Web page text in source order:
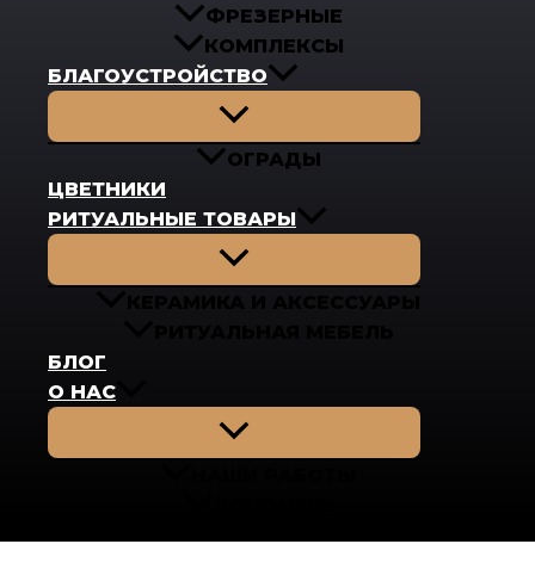
ФРЕЗЕРНЫЕ
КОМПЛЕКСЫ
БЛАГОУСТРОЙСТВО
Переключатель
меню
ОГРАДЫ
ЦВЕТНИКИ
РИТУАЛЬНЫЕ ТОВАРЫ
Переключатель
меню
БЛОГ
О НАС
Переключатель
меню